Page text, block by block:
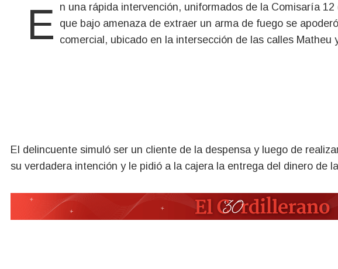
En una rápida intervención, uniformados de la Comisaría 12 de El Bolsón detuvieron a un sujeto que bajo amenaza de extraer un arma de fuego se
comercial, ubicado en la intersección de las calles Matheu
El delincuente simuló ser un cliente de la despensa y luego de
su verdadera intención y le pidió a la cajera la entrega del dinero de